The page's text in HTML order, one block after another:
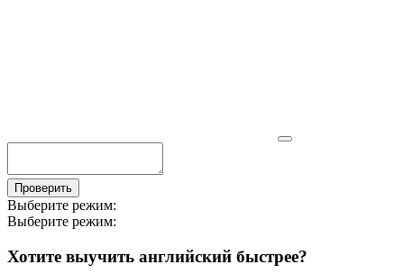
Проверить
Выберите режим:
Выберите режим:
Хотите выучить английский быстрее?